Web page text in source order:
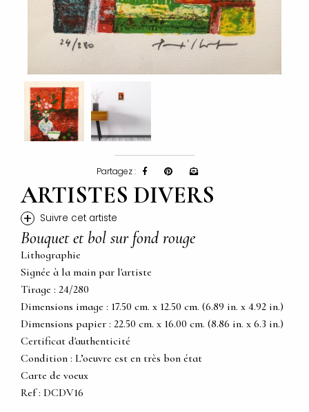
Partagez :
ARTISTES DIVERS
+ Suivre cet artiste
Bouquet et bol sur fond rouge
Lithographie
Signée à la main par l'artiste
Tirage : 24/280
Dimensions image : 17.50 cm. x 12.50 cm. (6.89 in. x 4.92 in.)
Dimensions papier : 22.50 cm. x 16.00 cm. (8.86 in. x 6.3 in.)
Certificat d'authenticité
Condition : L’oeuvre est en très bon état
Carte de voeux
Ref : DCDV16